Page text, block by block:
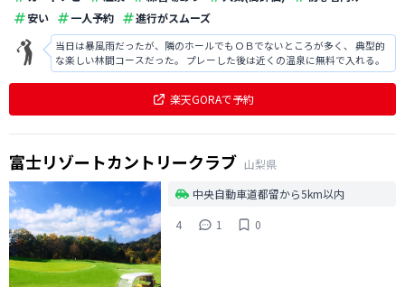
安い
一人予約 進行がスムーズ
当日は暴風雨だったが、隣のホールでもＯＢでないところが多く、 典型的
な楽しい林間コースだった。 プレーした後は近くの温泉に無料で入れる。
楽天GORAで予約
富士リゾートカントリークラブ 山梨県
中央自動車道都留から5km以内
4
1 0